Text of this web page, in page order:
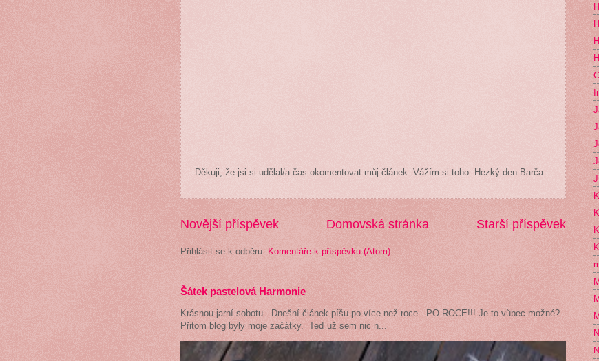
Děkuji, že jsi si udělal/a čas okomentovat můj článek. Vážím si toho. Hezký den Barča
Novější příspěvek Starší příspěvek
Domovská stránka
Přihlásit se k odběru: Komentáře k příspěvku (Atom)
Šátek pastelová Harmonie
Krásnou jarní sobotu. Dnešní článek píšu po více než roce. PO ROCE!!! Je to vůbec možné?
Přitom blog byly moje začátky. Teď už sem nic n...